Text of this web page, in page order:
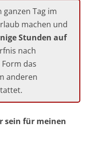
ganzen Tag im
machen und
Stunden auf
nach
das
anderen
sein für meinen